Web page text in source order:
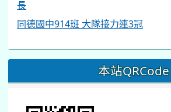
長
同德國中914班 大隊接力連3冠
本站QRCode